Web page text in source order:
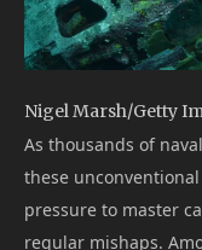
Nigel Marsh/Getty
As thousands of
these
pressure to master
regular mishaps.